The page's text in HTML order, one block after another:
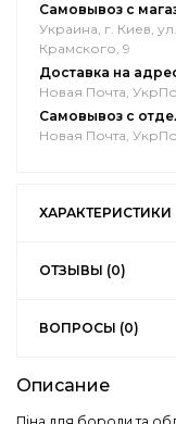
Самовывоз с
Украина, г. Киев,
Крамского, 9
Доставка на
Новая Почта,
Самовывоз с
Новая Почта,
ХАРАКТЕРИСТИКИ
ОТЗЫВЫ (0)
ВОПРОСЫ (0)
Описание